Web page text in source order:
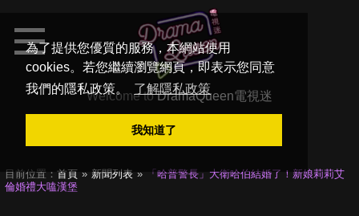
為了提供您優質的服務，本網站使用
cookies。若您繼續瀏覽網頁，即表示您同意
我們的隱私政策。
了解隱私政策
我知道了
Welcome toDramaQueen電視迷
目前位置： 首頁 新聞列表
「哈普警長」大衛哈伯結婚了！新娘莉莉艾
倫婚禮大嗑漢堡